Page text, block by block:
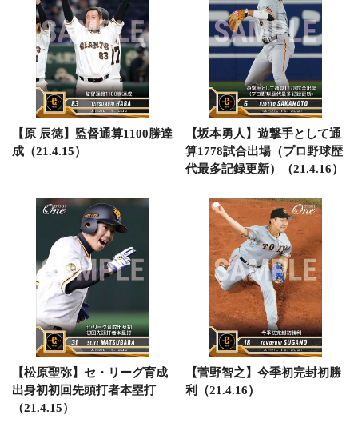
【原 辰徳】監督通算1100勝達
成（21.4.15）
【坂本勇人】遊撃手として通
算1778試合出場（プロ野球歴
代最多記録更新）（21.4.16）
【松原聖弥】セ・リーグ育成
出身初初回先頭打者本塁打
（21.4.15）
【菅野智之】今季初完封初勝
利（21.4.16）